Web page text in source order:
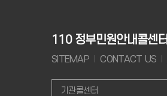
110 정부민원안내콜센터
SITEMAP CONTACT US
기관콜센터